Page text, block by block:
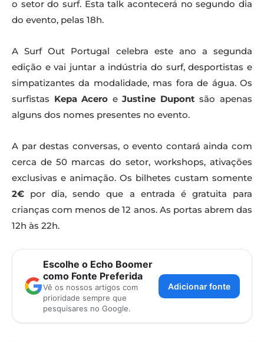
o setor do surf. Esta talk acontecerá no segundo dia
do evento, pelas 18h.
A Surf Out Portugal celebra este ano a segunda
edição e vai juntar a indústria do surf, desportistas e
simpatizantes da modalidade, mas fora de água. Os
surfistas Kepa Acero eJustine Dupontsão apenas
alguns dos nomes presentes no evento.
A par destas conversas, o evento contará ainda com
cerca de 50 marcas do setor, workshops, ativações
exclusivas e animação. Os bilhetes custam somente
2€ por dia, sendo que a entrada é gratuita para
crianças com menos de 12 anos. As portas abrem das
12h às 22h.
Escolhe o Echo Boomer
como Fonte Preferida
Vê os nossos artigos com
prioridade sempre que
pesquisares no Google.
Adicionar fonte